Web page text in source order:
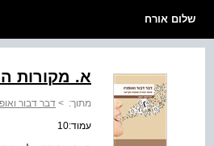
שלום אורח
א. מקורות
מתוך: > דבר דבור
עמוד:10